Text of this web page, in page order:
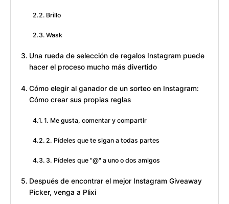
Brillo
Wask
Una rueda de selección de regalos Instagram puede
hacer el proceso mucho más divertido
Cómo elegir al ganador de un sorteo en Instagram:
Cómo crear sus propias reglas
1. Me gusta, comentar y compartir
2. Pídeles que te sigan a todas partes
3. Pídeles que "@" a uno o dos amigos
Después de encontrar el mejor Instagram Giveaway
Picker, venga a Plixi